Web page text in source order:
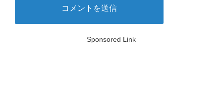
Sponsored Link